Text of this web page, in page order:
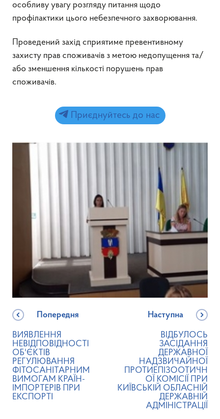
особливу увагу розгляду питання щодо
профілактики цього небезпечного захворювання.
Проведений захід сприятиме превентивному
захисту прав споживачів з метою недопущення та/
або зменшення кількості порушень прав
споживачів.
Приєднуйтесь до нас
Попередня
ВИЯВЛЕННЯ
НЕВІДПОВІДНОСТІ
ОБ'ЄКТІВ
РЕГУЛЮВАННЯ
ФІТОСАНІТАРНИМ
ВИМОГАМ КРАЇН-
ІМПОРТЕРІВ ПРИ
ЕКСПОРТІ
Наступна
ВІДБУЛОСЬ
ЗАСІДАННЯ
ДЕРЖАВНОЇ
НАДЗВИЧАЙНОЇ
ПРОТИЕПІЗООТИЧН
ОЇ КОМІСІЇ ПРИ
КИЇВСЬКІЙ ОБЛАСНІЙ
ДЕРЖАВНІЙ
АДМІНІСТРАЦІЇ